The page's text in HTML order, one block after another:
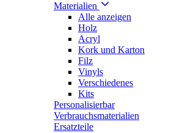
Materialien
Alle anzeigen
Holz
Acryl
Kork und Karton
Filz
Vinyls
Verschiedenes
Kits
Personalisierbar
Verbrauchsmaterialien
Ersatzteile